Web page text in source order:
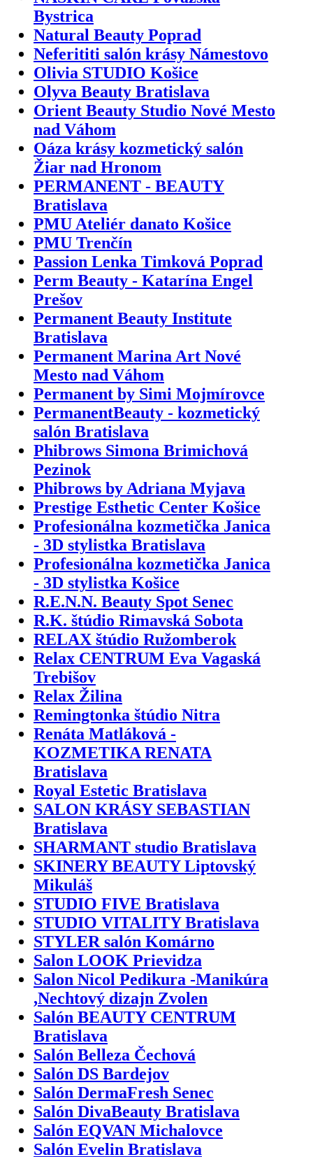
Bystrica
Natural Beauty Poprad
Neferititi salón krásy Námestovo
Olivia STUDIO Košice
Olyva Beauty Bratislava
Orient Beauty Studio Nové Mesto
nad Váhom
Oáza krásy kozmetický salón
Žiar nad Hronom
PERMANENT - BEAUTY
Bratislava
PMU Ateliér danato Košice
PMU Trenčín
Passion Lenka Timková Poprad
Perm Beauty - Katarína Engel
Prešov
Permanent Beauty Institute
Bratislava
Permanent Marina Art Nové
Mesto nad Váhom
Permanent by Simi Mojmírovce
PermanentBeauty - kozmetický
salón Bratislava
Phibrows Simona Brimichová
Pezinok
Phibrows by Adriana Myjava
Prestige Esthetic Center Košice
Profesionálna kozmetička Janica
- 3D stylistka Bratislava
Profesionálna kozmetička Janica
- 3D stylistka Košice
R.E.N.N. Beauty Spot Senec
R.K. štúdio Rimavská Sobota
RELAX štúdio Ružomberok
Relax CENTRUM Eva Vagaská
Trebišov
Relax Žilina
Remingtonka štúdio Nitra
Renáta Matláková -
KOZMETIKA RENATA
Bratislava
Royal Estetic Bratislava
SALON KRÁSY SEBASTIAN
Bratislava
SHARMANT studio Bratislava
SKINERY BEAUTY Liptovský
Mikuláš
STUDIO FIVE Bratislava
STUDIO VITALITY Bratislava
STYLER salón Komárno
Salon LOOK Prievidza
Salon Nicol Pedikura -Manikúra
,Nechtový dizajn Zvolen
Salón BEAUTY CENTRUM
Bratislava
Salón Belleza Čechová
Salón DS Bardejov
Salón DermaFresh Senec
Salón DivaBeauty Bratislava
Salón EQVAN Michalovce
Salón Evelin Bratislava